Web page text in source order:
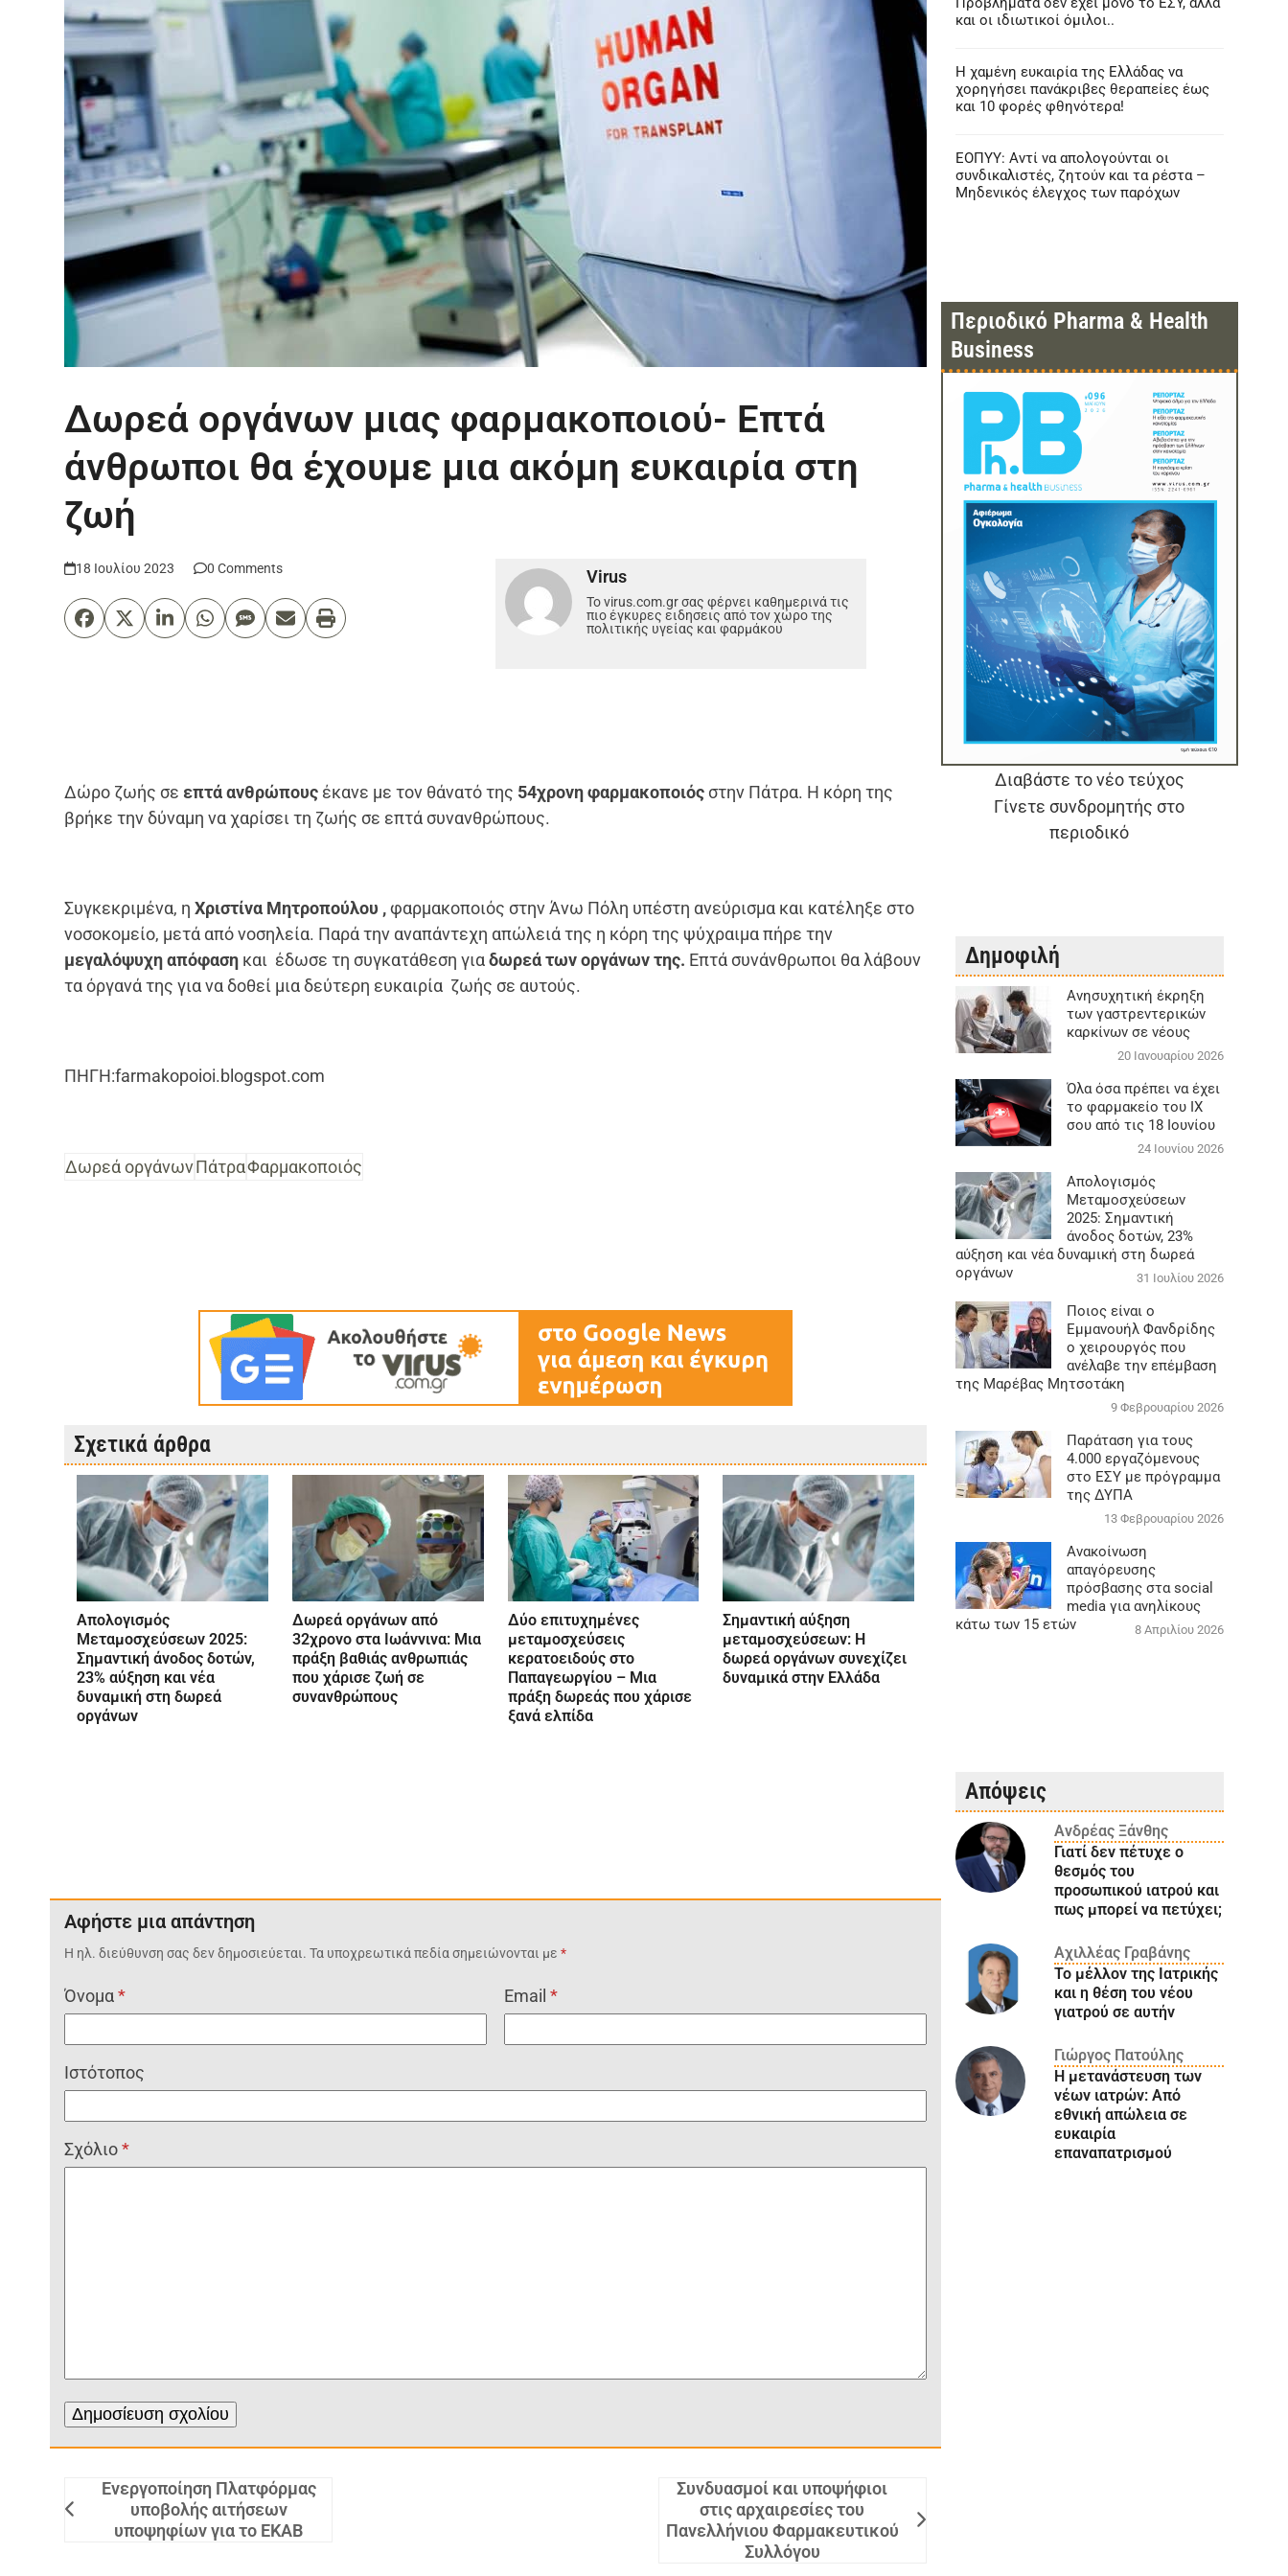
Δωρεά οργάνων μιας φαρμακοποιού- Επτά
άνθρωποι θα έχουμε μια ακόμη ευκαιρία στη
ζωή
18 Ιουλίου 2023 0 Comments Virus
Το virus.com.gr σας φέρνει καθημερινά τις
πιο έγκυρες ειδησεις από τον χώρο της
πολιτικής υγείας και φαρμάκου
Δώρο ζωής σε επτά ανθρώπους έκανε με τον θάνατό της 54χρονη φαρμακοποιός στην Πάτρα. Η κόρη της
βρήκε την δύναμη να χαρίσει τη ζωής σε επτά συνανθρώπους.
Συγκεκριμένα, η Χριστίνα Μητροπούλου ,φαρμακοποιός στην Άνω Πόλη υπέστη ανεύρισμα και κατέληξε στο
νοσοκομείο, μετά από νοσηλεία. Παρά την αναπάντεχη απώλειά της η κόρη της ψύχραιμα πήρε την
μεγαλόψυχη απόφαση και έδωσε τη συγκατάθεση γιαδωρεά των οργάνων της. Επτά συνάνθρωποι θα λάβουν
τα όργανά της για να δοθεί μια δεύτερη ευκαιρία ζωής σε αυτούς.
ΠΗΓΗ:farmakopoioi.blogspot.com
Δωρεά οργάνωνΠάτραΦαρμακοποιός
Σχετικά άρθρα
Απολογισμός
Μεταμοσχεύσεων 2025:
Σημαντική άνοδος δοτών,
23% αύξηση και νέα
δυναμική στη δωρεά
οργάνων
Δωρεά οργάνων από
32χρονο στα Ιωάννινα: Μια
πράξη βαθιάς ανθρωπιάς
που χάρισε ζωή σε
συνανθρώπους
Δύο επιτυχημένες
μεταμοσχεύσεις
κερατοειδούς στο
Παπαγεωργίου – Μια
πράξη δωρεάς που χάρισε
ξανά ελπίδα
Σημαντική αύξηση
μεταμοσχεύσεων: Η
δωρεά οργάνων συνεχίζει
δυναμικά στην Ελλάδα
Αφήστε μια απάντηση
Η ηλ. διεύθυνση σας δεν δημοσιεύεται. Τα υποχρεωτικά πεδία σημειώνονται με*
Όνομα* Email*
Ιστότοπος
Σχόλιο*
Ενεργοποίηση Πλατφόρμας
υποβολής αιτήσεων
υποψηφίων για το ΕΚΑΒ
Συνδυασμοί και υποψήφιοι
στις αρχαιρεσίες του
Πανελλήνιου Φαρμακευτικού
Συλλόγου
και οι ιδιωτικοί όμιλοι..
Η χαμένη ευκαιρία της Ελλάδας να
χορηγήσει πανάκριβες θεραπείες έως
και 10 φορές φθηνότερα!
ΕΟΠΥΥ: Αντί να απολογούνται οι
συνδικαλιστές, ζητούν και τα ρέστα –
Μηδενικός έλεγχος των παρόχων
Περιοδικό Pharma & Health
Business
Διαβάστε το νέο τεύχος
Γίνετε συνδρομητής στο
περιοδικό
Δημοφιλή
Aνησυχητική έκρηξη
των γαστρεντερικών
καρκίνων σε νέους
20 Ιανουαρίου 2026
Όλα όσα πρέπει να έχει
το φαρμακείο του ΙΧ
σου από τις 18 Ιουνίου
24 Ιουνίου 2026
Απολογισμός
Μεταμοσχεύσεων
2025: Σημαντική
άνοδος δοτών, 23%
αύξηση και νέα δυναμική στη δωρεά
οργάνων
31 Ιουλίου 2026
Ποιος είναι ο
Εμμανουήλ Φανδρίδης
ο χειρουργός που
ανέλαβε την επέμβαση
της Μαρέβας Μητσοτάκη
9 Φεβρουαρίου 2026
Παράταση για τους
4.000 εργαζόμενους
στο ΕΣΥ με πρόγραμμα
της ΔΥΠΑ
13 Φεβρουαρίου 2026
Ανακοίνωση
απαγόρευσης
πρόσβασης στα social
media για ανηλίκους
κάτω των 15 ετών
8 Απριλίου 2026
Απόψεις
Ανδρέας Ξάνθης
Γιατί δεν πέτυχε ο
θεσμός του
προσωπικού ιατρού και
πως μπορεί να πετύχει;
Αχιλλέας Γραβάνης
Το μέλλον της Ιατρικής
και η θέση του νέου
γιατρού σε αυτήν
Γιώργος Πατούλης
Η μετανάστευση των
νέων ιατρών: Aπό
εθνική απώλεια σε
ευκαιρία
επαναπατρισμού